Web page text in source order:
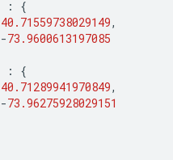
:
{
40.71559738029149,
-73.9600613197085
:
{
40.71289941970849,
-73.96275928029151